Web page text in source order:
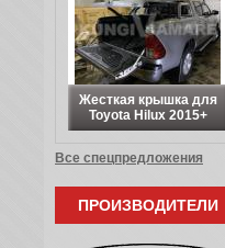
Жесткая крышка для
Toyota Hilux 2015+
Все спецпредложения
ПРОИЗВОДИТЕЛИ